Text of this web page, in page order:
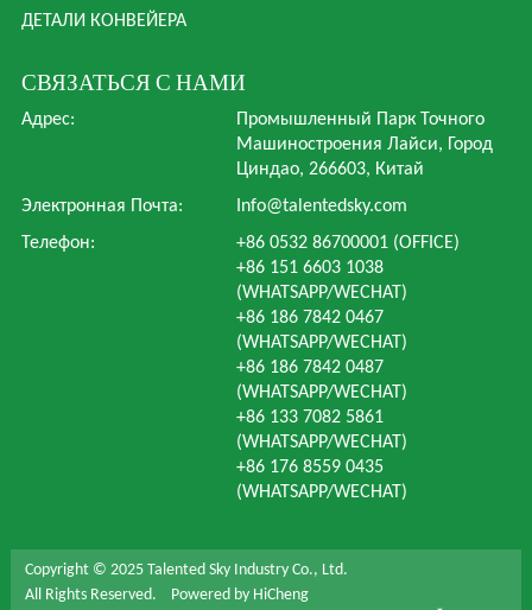
ДЕТАЛИ КОНВЕЙЕРА
СВЯЗАТЬСЯ С НАМИ
Адрес:
Промышленный Парк Точного
Машиностроения Лайси, Город
Циндао, 266603, Китай
Электронная Почта:
Info@talentedsky.com
Телефон:
+86 0532 86700001 (OFFICE)
+86 151 6603 1038
(WHATSAPP/WECHAT)
+86 186 7842 0467
(WHATSAPP/WECHAT)
+86 186 7842 0487
(WHATSAPP/WECHAT)
+86 133 7082 5861
(WHATSAPP/WECHAT)
+86 176 8559 0435
(WHATSAPP/WECHAT)
Copyright © 2025 Talented Sky Industry Co., Ltd.
All Rights Reserved.
Powered by HiCheng